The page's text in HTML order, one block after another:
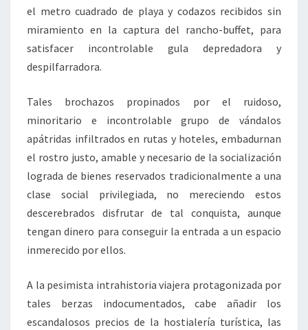
el metro cuadrado de playa y codazos recibidos sin
miramiento en la captura del rancho-buffet, para
satisfacer incontrolable gula depredadora y
despilfarradora.
Tales brochazos propinados por el ruidoso,
minoritario e incontrolable grupo de vándalos
apátridas infiltrados en rutas y hoteles, embadurnan
el rostro justo, amable y necesario de la socialización
lograda de bienes reservados tradicionalmente a una
clase social privilegiada, no mereciendo estos
descerebrados disfrutar de tal conquista, aunque
tengan dinero para conseguir la entrada a un espacio
inmerecido por ellos.
A la pesimista intrahistoria viajera protagonizada por
tales berzas indocumentados, cabe añadir los
escandalosos precios de la hostialería turística, las